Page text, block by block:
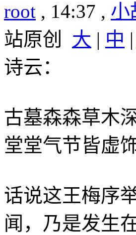
root , 14:37 , 小
站原创
大 | 中 |
诗云：
古墓森森草木
堂堂气节皆虚
话说这王梅序
闻，乃是发生